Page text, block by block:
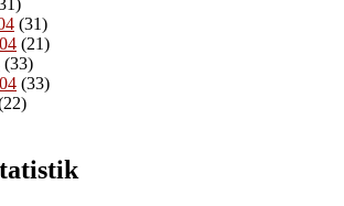
(31)
(21)
(33)
(33)